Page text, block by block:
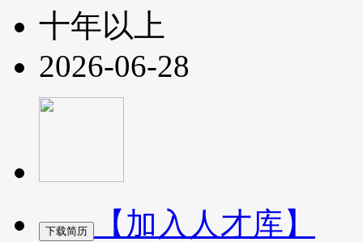
十年以上
2026-06-28
【加入人才库】